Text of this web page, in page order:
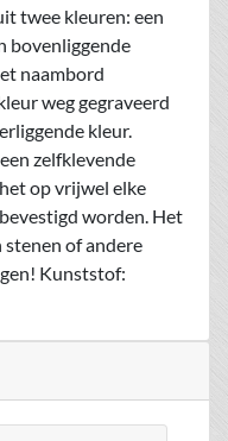
twee kleuren: een
bovenliggende
naambord
weg gegraveerd
kleur.
zelfklevende
op vrijwel elke
worden. Het
stenen of andere
Kunststof: